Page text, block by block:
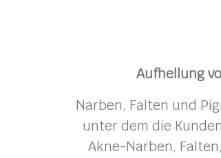
Aufhellung
Narben, Falten und
unter dem die
Akne-Narben,